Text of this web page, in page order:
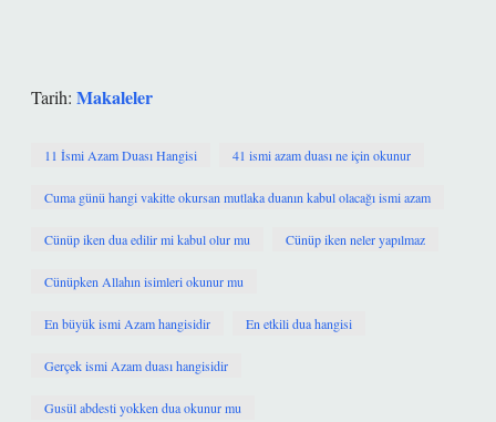
Tarih: Makaleler
11 İsmi Azam Duası Hangisi 41 ismi azam duası ne için okunur
Cuma günü hangi vakitte okursan mutlaka duanın kabul olacağı ismi azam
Cünüp iken dua edilir mi kabul olur mu Cünüp iken neler yapılmaz
Cünüpken Allahın isimleri okunur mu
En büyük ismi Azam hangisidir En etkili dua hangisi
Gerçek ismi Azam duası hangisidir
Gusül abdesti yokken dua okunur mu